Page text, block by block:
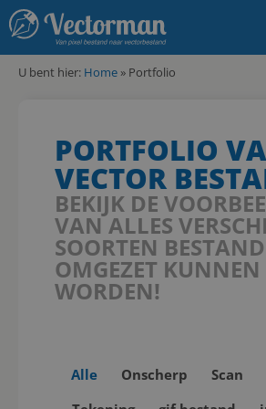
U bent hier: Home » Portfolio
PORTFOLIO
VECTOR
BEKIJK DE
VAN ALLES
SOORTEN
OMGEZET KUNNEN
WORDEN!
Alle Onscherp Scan